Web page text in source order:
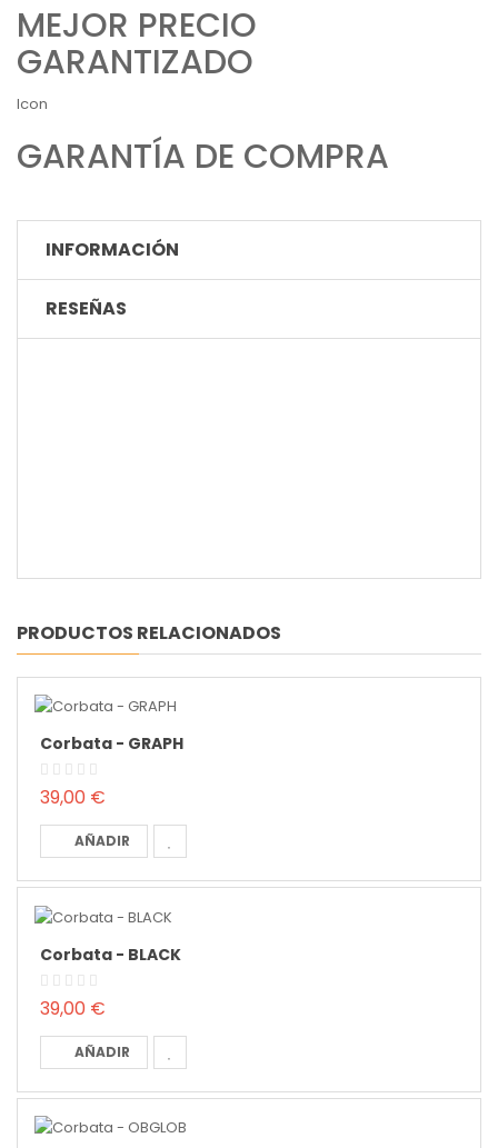
MEJOR PRECIO
GARANTIZADO
Icon
GARANTÍA DE COMPRA
INFORMACIÓN
RESEÑAS
PRODUCTOS RELACIONADOS
Corbata - GRAPH
39,00 €
AÑADIR
Corbata - BLACK
39,00 €
AÑADIR